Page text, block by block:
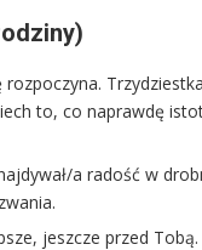
rozpoczyna.
to, co naprawdę
a radość w
jeszcze przed